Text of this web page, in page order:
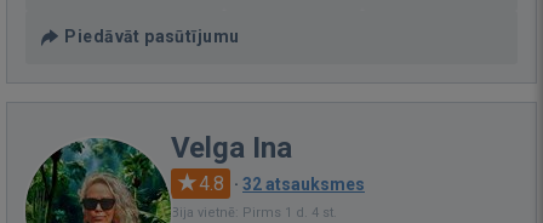
Piedāvāt pasūtījumu
Velga Ina
4.8 · 32 atsauksmes
Bija vietnē: Pirms 1 d. 4 st.